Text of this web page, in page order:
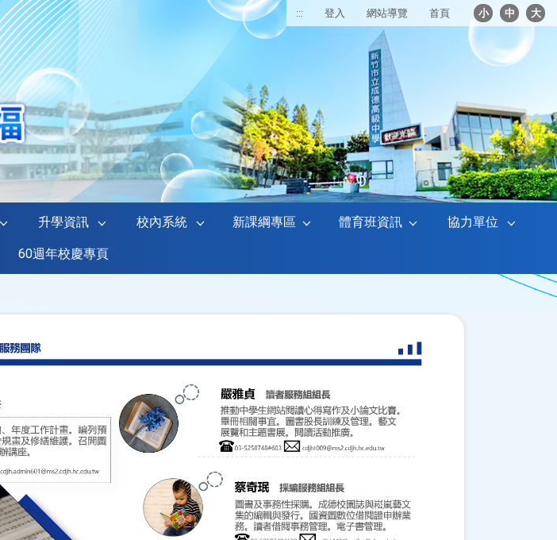
::: 登入 網站導覽 首頁 小 中 大
升學資訊 校內系統 新課綱專區 體育班資訊 協力單位
60週年校慶專頁